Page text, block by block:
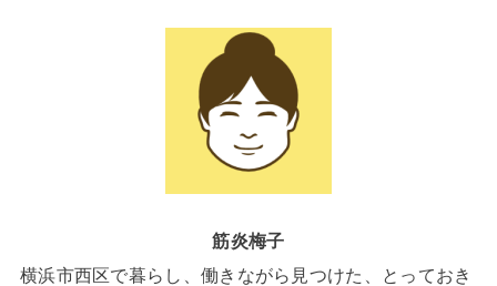
筋炎梅子
横浜市西区で暮らし、働きながら見つけた、とっておき